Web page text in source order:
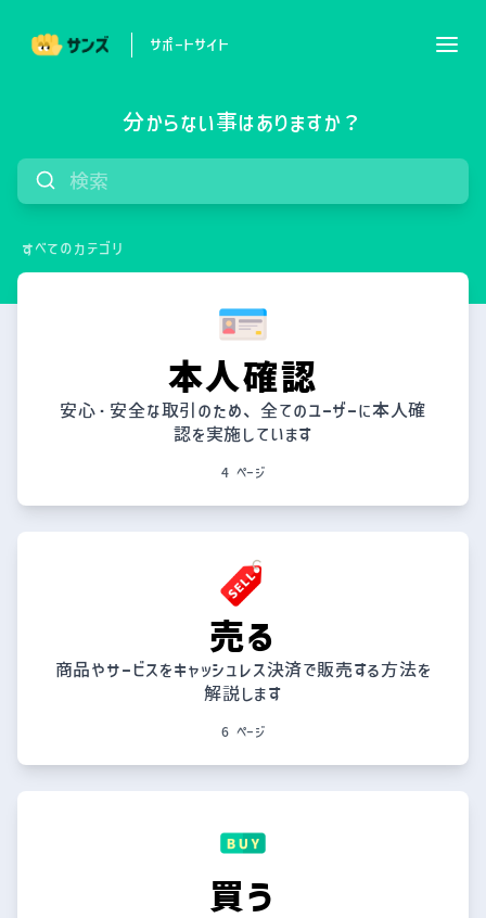
サポートサイト
分からない事はありますか？
すべてのカテゴリ
本人確認
安心・安全な取引のため、全てのユーザーに本人確
認を実施しています
4 ページ
売る
商品やサービスをキャッシュレス決済で販売する方法を
解説します
6 ページ
買う